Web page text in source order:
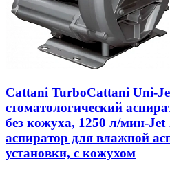
Cattani TurboCattani Uni-
стоматологический
без кожуха, 1250 л/мин-Jet
аспиратор для влажной
установки, с кожухом